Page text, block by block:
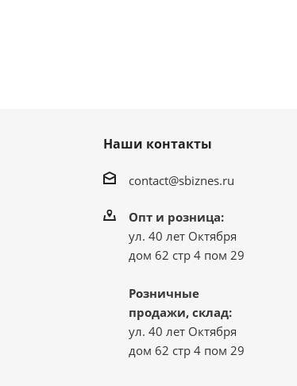
Наши контакты
contact@sbiznes.ru
Опт и розница:
ул. 40 лет Октября
дом 62 стр 4 пом 29
Розничные
продажи, склад:
ул. 40 лет Октября
дом 62 стр 4 пом 29